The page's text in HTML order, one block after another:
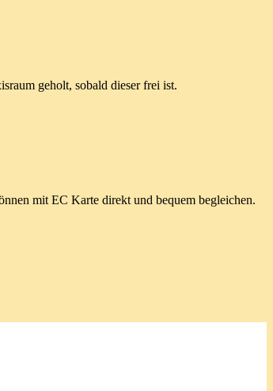
geholt, sobald dieser frei ist.
mit EC Karte direkt und bequem begleichen.